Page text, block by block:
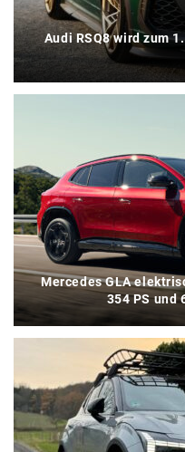
Audi RSQ8 wird zum
Mercedes GLA
354 PS und